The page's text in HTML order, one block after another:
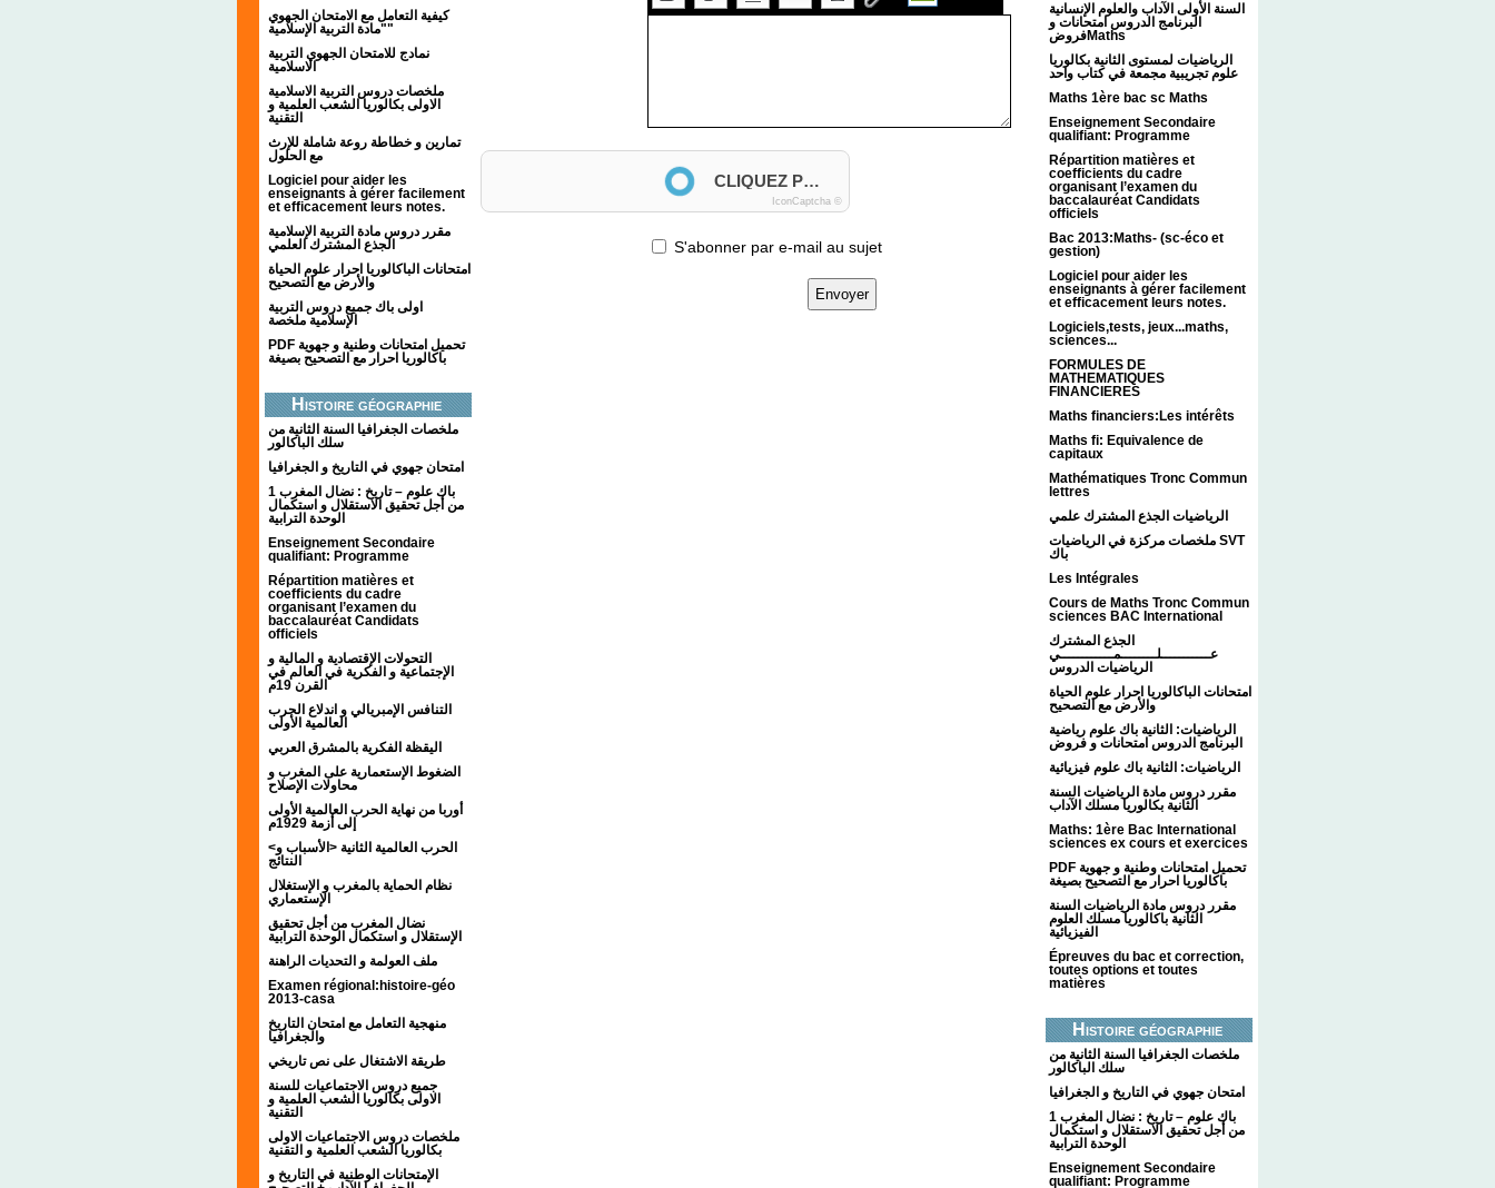
كيفية التعامل مع الامتحان الجهوي
"مادة التربية الإسلامية"
نمادج للامتحان الجهوي التربية
الاسلامية
ملخصات دروس التربية الاسلامية
الاولى بكالوريا الشعب العلمية و
التقنية
تمارين و خطاطة روعة شاملة للإرث
مع الحلول
Logiciel pour aider les
enseignants à gérer facilement
et efficacement leurs notes.
مقرر دروس مادة التربية الإسلامية
الجذع المشترك العلمي
امتحانات الباكالوريا احرار علوم الحياة
والأرض مع التصحيح
اولى باك جميع دروس التربية
الإسلامية ملخصة
PDF تحميل امتحانات وطنية و جهوية
باكالوريا احرار مع التصحيح بصيغة
Histoire géographie
ملخصات الجغرافيا السنة الثانية من
سلك الباكالور
امتحان جهوي في التاريخ و الجغرافيا
1 باك علوم – تاريخ : نضال المغرب
من أجل تحقيق الاستقلال و استكمال
الوحدة الترابية
Enseignement Secondaire
qualifiant: Programme
Répartition matières et
coefficients du cadre
organisant l’examen du
baccalauréat Candidats
officiels
التحولات الإقتصادية و المالية و
الإجتماعية و الفكرية في العالم في
القرن 19م
التنافس الإمبريالي و اندلاع الحرب
العالمية الأولى
اليقظة الفكرية بالمشرق العربي
الضغوط الإستعمارية على المغرب و
محاولات الإصلاح
أوربا من نهاية الحرب العالمية الأولى
إلى أزمة 1929م
<الحرب العالمية الثانية <الأسباب و
النتائج
نظام الحماية بالمغرب و الإستغلال
الإستعماري
نضال المغرب من أجل تحقيق
الإستقلال و استكمال الوحدة الترابية
ملف العولمة و التحديات الراهنة
Examen régional:histoire-géo
2013-casa
منهجية التعامل مع امتحان التاريخ
والجغرافيا
طريقة الاشتغال على نص تاريخي
جميع دروس الاجتماعيات للسنة
الاولى بكالوريا الشعب العلمية و
التقنية
ملخصات دروس الاجتماعيات الاولى
بكالوريا الشعب العلمية و التقنية
الإمتحانات الوطنية في التاريخ و
السنة الأولى الآداب والعلوم الإنسانية
البرنامج الدروس امتحانات و
فروضMaths
الرياضيات لمستوى الثانية بكالوريا
علوم تجريبية مجمعة في كتاب واحد
Maths 1ère bac sc Maths
Enseignement Secondaire
qualifiant: Programme
Répartition matières et
coefficients du cadre
organisant l’examen du
baccalauréat Candidats
officiels
Bac 2013:Maths- (sc-éco et
gestion)
Logiciel pour aider les
enseignants à gérer facilement
et efficacement leurs notes.
Logiciels,tests, jeux...maths,
sciences...
FORMULES DE
MATHEMATIQUES
FINANCIERES
Maths financiers:Les intérêts
Maths fi: Equivalence de
capitaux
Mathématiques Tronc Commun
lettres
الرياضيات الجذع المشترك علمي
ملخصات مركزة في الرياضيات SVT
باك
Les Intégrales
Cours de Maths Tronc Commun
sciences BAC International
الجذع المشترك
عـــــــــــلــــــــمــــــــــــي
الرياضيات الدروس
امتحانات الباكالوريا احرار علوم الحياة
والأرض مع التصحيح
الرياضيات: الثانية باك علوم رياضية
البرنامج الدروس امتحانات و فروض
الرياضيات: الثانية باك علوم فيزيائية
مقرر دروس مادة الرياضيات السنة
الثانية بكالوريا مسلك الآداب
Maths: 1ère Bac International
sciences ex cours et exercices
PDF تحميل امتحانات وطنية و جهوية
باكالوريا احرار مع التصحيح بصيغة
مقرر دروس مادة الرياضيات السنة
الثانية باكالوريا مسلك العلوم
الفيزيائية
Épreuves du bac et correction,
toutes options et toutes
matières
Histoire géographie
ملخصات الجغرافيا السنة الثانية من
سلك الباكالور
امتحان جهوي في التاريخ و الجغرافيا
1 باك علوم – تاريخ : نضال المغرب
من أجل تحقيق الاستقلال و استكمال
الوحدة الترابية
Enseignement Secondaire
qualifiant: Programme
CLIQUEZ POUR VALIDER
IconCaptcha ©
S'abonner par e-mail au sujet